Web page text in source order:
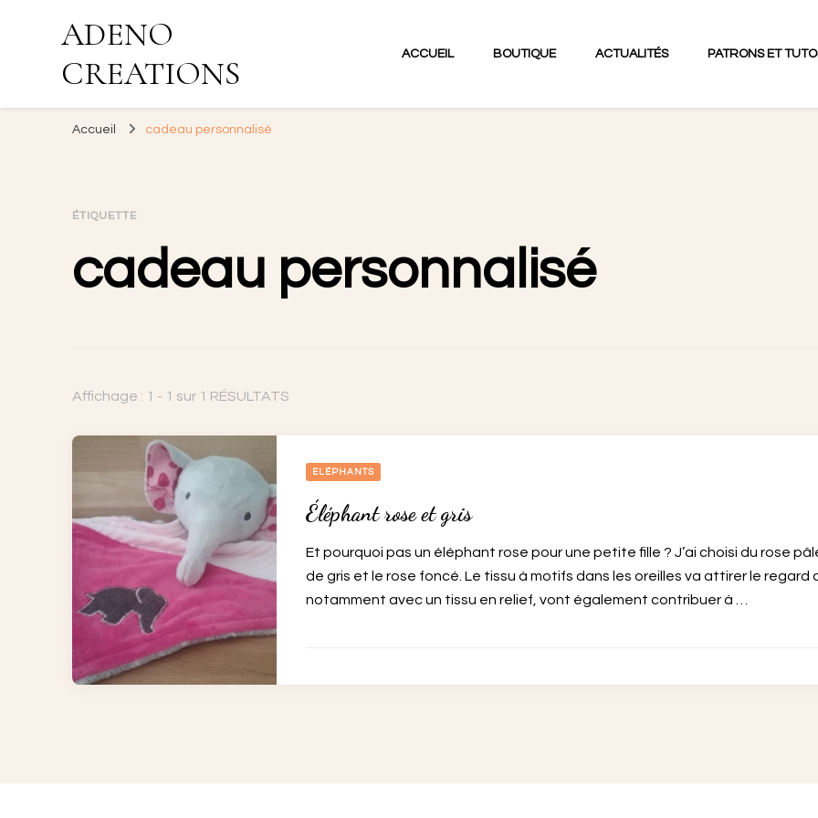
ADENO
CREATIONS
ACCUEIL BOUTIQUE ACTUALITÉS PATRONS ET
Accueil cadeau personnalisé
ÉTIQUETTE
cadeau personnalisé
Affichage : 1 - 1 sur 1 RÉSULTATS
ELÉPHANTS
Éléphant rose et gris
Et pourquoi pas un éléphant rose pour une petite fille ? J’ai choisi du rose
de gris et le rose foncé. Le tissu à motifs dans les oreilles va attirer le
notamment avec un tissu en relief, vont également contribuer à …